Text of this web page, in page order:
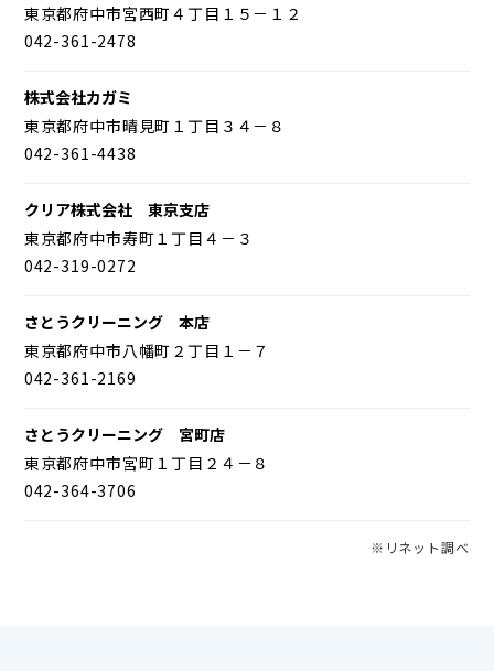
東京都府中市宮西町４丁目１５－１２
042-361-2478
株式会社カガミ
東京都府中市晴見町１丁目３４－８
042-361-4438
クリア株式会社 東京支店
東京都府中市寿町１丁目４－３
042-319-0272
さとうクリーニング 本店
東京都府中市八幡町２丁目１－７
042-361-2169
さとうクリーニング 宮町店
東京都府中市宮町１丁目２４－８
042-364-3706
※リネット調べ